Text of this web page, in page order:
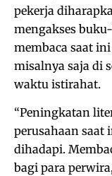
pekerja
mengakses
membaca saat
misalnya saja di
waktu istirahat.
“Peningkatan
perusahaan
dihadapi.
bagi para